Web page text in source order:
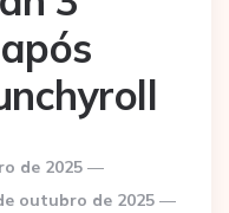
de 2025
outubro de 2025